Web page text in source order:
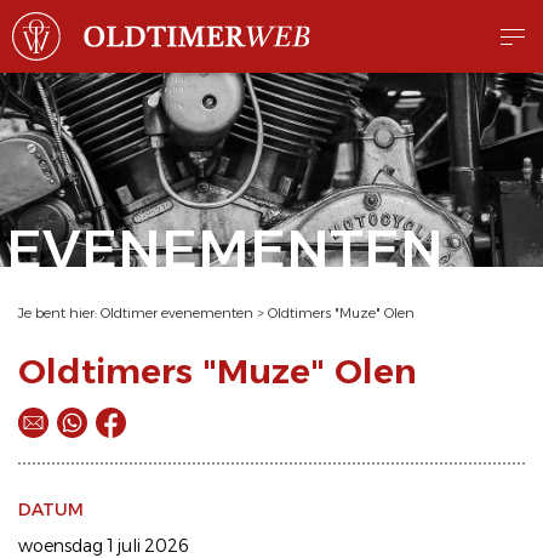
EVENEMENTEN
Je bent hier: Oldtimer evenementen > Oldtimers "Muze" Olen
Oldtimers "Muze" Olen
DATUM
woensdag 1 juli 2026